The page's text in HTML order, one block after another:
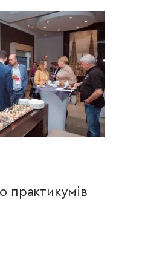
практикумів